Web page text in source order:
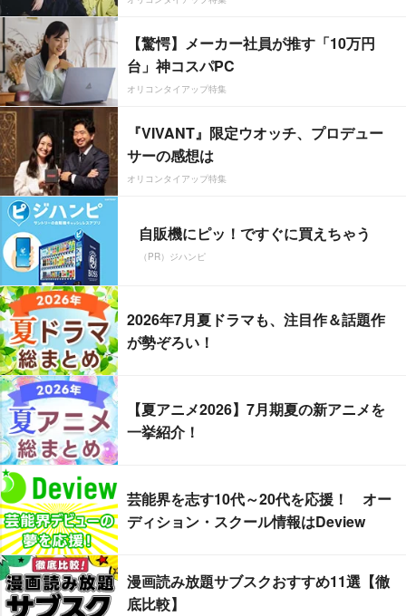
【驚愕】メーカー社員が推す「10万円
台」神コスパPC
オリコンタイアップ特集
『VIVANT』限定ウオッチ、プロデュー
サーの感想は
オリコンタイアップ特集
自販機にピッ！ですぐに買えちゃう
（PR）ジハンピ
2026年7月夏ドラマも、注目作＆話題作
が勢ぞろい！
【夏アニメ2026】7月期夏の新アニメを
一挙紹介！
芸能界を志す10代～20代を応援！ オー
ディション・スクール情報はDeview
漫画読み放題サブスクおすすめ11選【徹
底比較】